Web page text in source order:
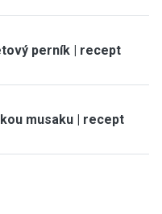
perník | recept
musaku | recept